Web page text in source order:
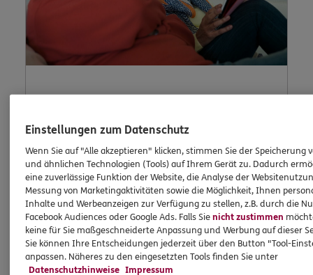
Beschwerde
Waren Sie unzufrieden mit uns oder möchten
Sie uns loben? Dann können Sie uns Ihre
Meinung hier mitteilen.
Einstellungen zum Datenschutz
Wenn Sie auf "Alle akzeptieren" klicken, stimmen Sie der Speicherung
und ähnlichen Technologien (Tools) auf Ihrem Gerät zu. Dadurch
eine zuverlässige Funktion der Website, die Analyse der
Messung von Marketingaktivitäten sowie die Möglichkeit, Ihnen
Inhalte und Werbeanzeigen zur Verfügung zu stellen, z.B. durch die
Facebook Audiences oder Google Ads. Falls Sienicht zustimmen
keine für Sie maßgeschneiderte Anpassung und Werbung auf dieser
Sie können Ihre Entscheidungen jederzeit über den Button "Tool-
anpassen. Näheres zu den eingesetzten Tools finden Sie unter
Datenschutzhinweise Impressum